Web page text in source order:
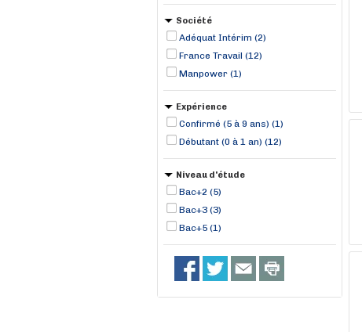
Société
Adéquat Intérim (2)
France Travail (12)
Manpower (1)
Expérience
Confirmé (5 à 9 ans) (1)
Débutant (0 à 1 an) (12)
Niveau d'étude
Bac+2 (5)
Bac+3 (3)
Bac+5 (1)